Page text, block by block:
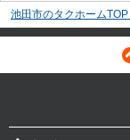
池田市のタクホームTOP